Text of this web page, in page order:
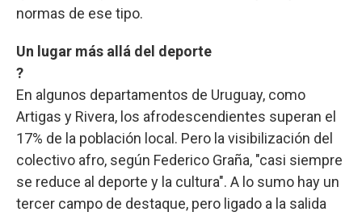
normas de ese tipo.
Un lugar más allá del deporte
?
En algunos departamentos de Uruguay, como
Artigas y Rivera, los afrodescendientes superan el
17% de la población local. Pero la visibilización del
colectivo afro, según Federico Graña, "casi siempre
se reduce al deporte y la cultura". A lo sumo hay un
tercer campo de destaque, pero ligado a la salida